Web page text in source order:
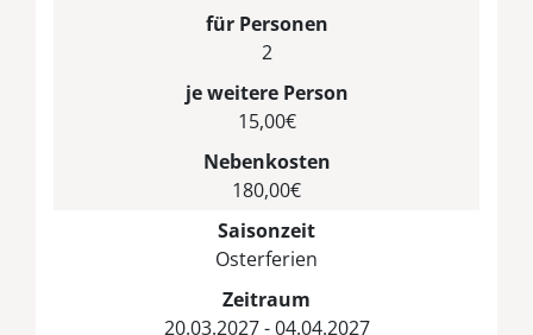
für Personen
2
je weitere Person
15,00€
Nebenkosten
180,00€
Saisonzeit
Osterferien
Zeitraum
20.03.2027 - 04.04.2027